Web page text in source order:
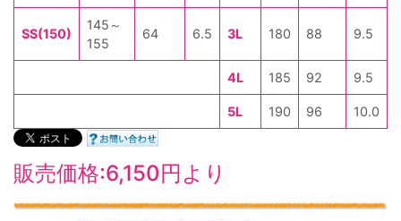
SS(150)
145～
155
64 6.5 3L 180 88 9.5
4L 185 92 9.5
5L 190 96 10.0
販売価格:6,150円より